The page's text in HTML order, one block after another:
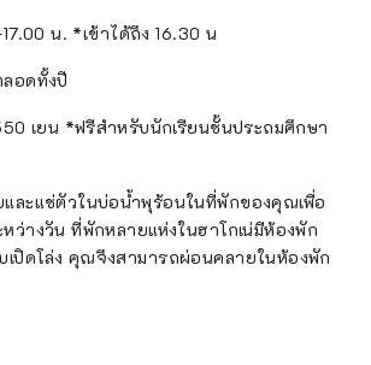
น. *เข้าได้ถึง 16.30 น
อดทั้งปี
เยน *ฟรีสำหรับนักเรียนชั้นประถมศึกษา
ละแช่ตัวในบ่อน้ำพุร้อนในที่พักของคุณเพื่อ
ว่างวัน ที่พักหลายแห่งในฮาโกเน่มีห้องพัก
เปิดโล่ง คุณจึงสามารถผ่อนคลายในห้องพัก